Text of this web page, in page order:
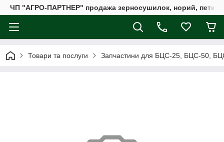
ЧП "АГРО-ПАРТНЕР" продажа зерносушилок, норий,
Товари та послуги Запчастини для БЦС-25, БЦС-50,